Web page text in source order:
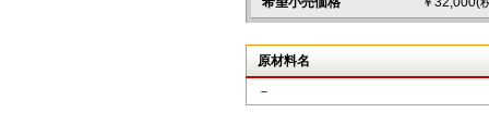
原材料名
－